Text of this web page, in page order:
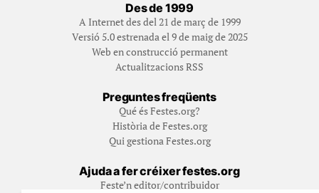
Des de 1999
A Internet des del 21 de març de 1999
Versió 5.0 estrenada el 9 de maig de 2025
Web en construcció permanent
Actualitzacions RSS
Preguntes freqüents
Qué és Festes.org?
Història de Festes.org
Qui gestiona Festes.org
Ajuda a fer créixer festes.org
Feste’n editor/contribuidor